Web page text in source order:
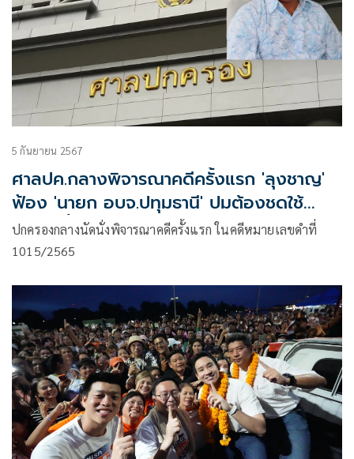
5 กันยายน 2567
ศาลปค.กลางพิจารณาคดีครั้งแรก 'ลุงชาญ'
ฟ้อง 'นายก อบจ.ปทุมธานี' ปมต้องชดใช้
สินไหมซื้อเครื่องออกกำลังกายแพง
ปกครองกลางนัดนั่งพิจารณาคดีครั้งแรก ในคดีหมายเลขดำที่
1015/2565